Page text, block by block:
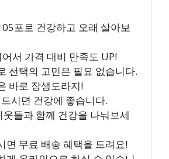
포로 건강하고 오래 살아보
서 가격 대비 만족도 UP!
선택의 고민은 필요 없습니다.
바로 장생도라지!
시면 건강에 좋습니다.
웃들과 함께 건강을 나눠보세
면 무료 배송 혜택을 드려요!